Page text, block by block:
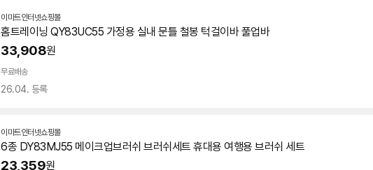
이마트인터넷쇼핑몰
홈트레이닝 QY83UC55 가정용 실내 문틀 철봉 턱걸이바 풀업바
33,908원
무료배송
26.04. 등록
이마트인터넷쇼핑몰
6종 DY83MJ55 메이크업브러쉬 브러쉬세트 휴대용 여행용 브러쉬 세트
23,359원